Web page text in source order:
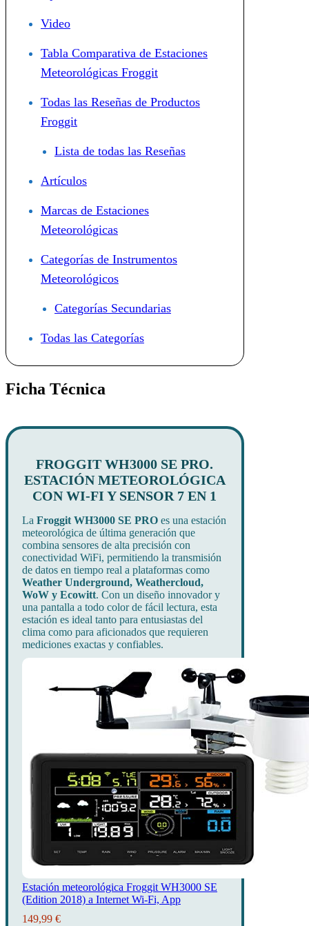
Video
Tabla Comparativa de Estaciones
Meteorológicas Froggit
Todas las Reseñas de Productos
Froggit
Lista de todas las Reseñas
Artículos
Marcas de Estaciones
Meteorológicas
Categorías de Instrumentos
Meteorológicos
Categorías Secundarias
Todas las Categorías
Ficha Técnica
FROGGIT WH3000 SE PRO.
ESTACIÓN METEOROLÓGICA
CON WI-FI Y SENSOR 7 EN 1
La Froggit WH3000 SE PRO es una estación
meteorológica de última generación que
combina sensores de alta precisión con
conectividad WiFi, permitiendo la transmisión
de datos en tiempo real a plataformas como
Weather Underground, Weathercloud,
WoW y Ecowitt. Con un diseño innovador y
una pantalla a todo color de fácil lectura, esta
estación es ideal tanto para entusiastas del
clima como para aficionados que requieren
mediciones exactas y confiables.
Estación meteorológica Froggit WH3000 SE
(Edition 2018) a Internet Wi-Fi, App
149,99 €